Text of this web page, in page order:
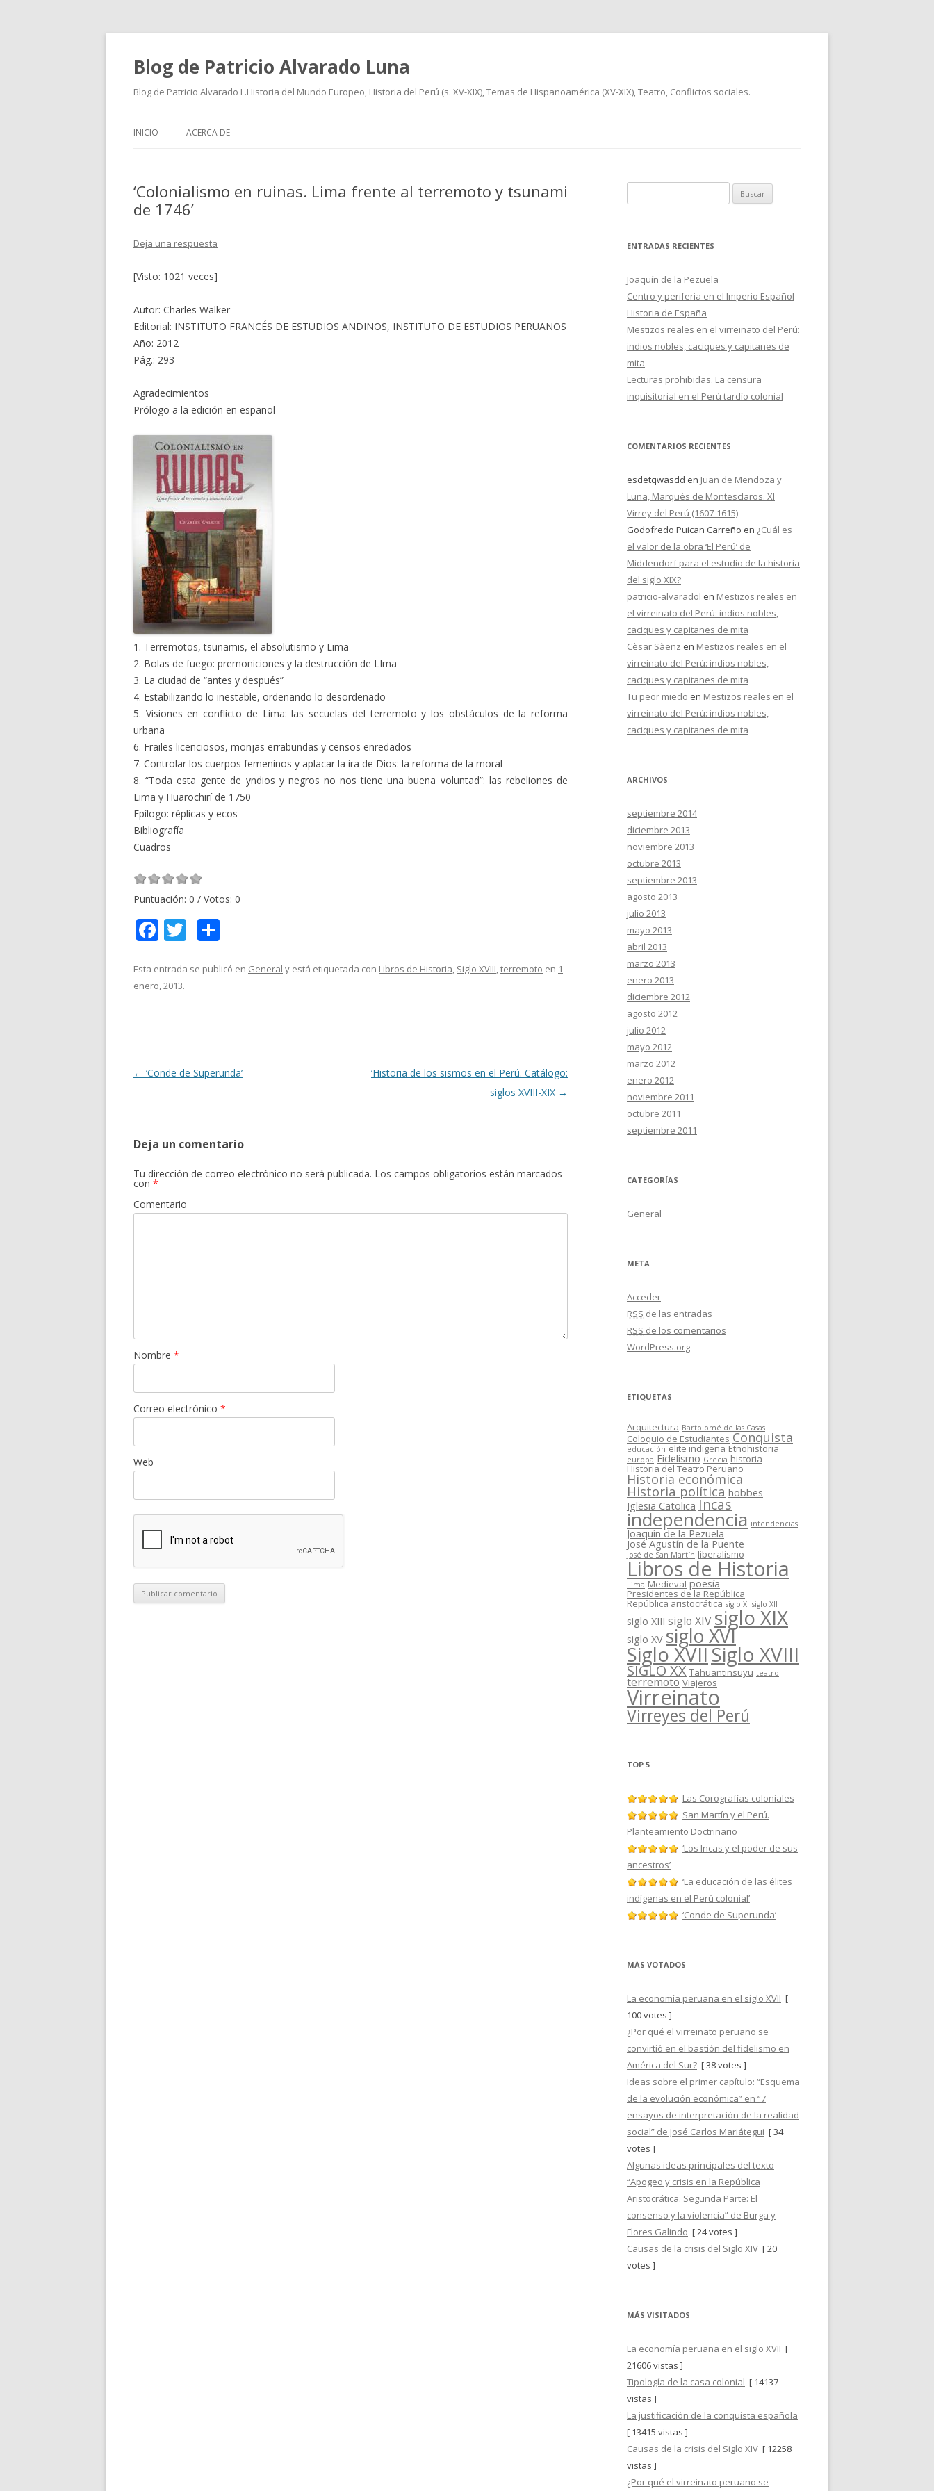
Blog de Patricio Alvarado Luna
Blog de Patricio Alvarado L.Historia del Mundo Europeo, Historia del Perú (s. XV-XIX), Temas de Hispanoamérica (XV-XIX), Teatro, Conflictos sociales.
INICIO ACERCA DE
‘Colonialismo en ruinas. Lima frente al terremoto y tsunami
de 1746’
Deja una respuesta
[Visto: 1021 veces]
Autor: Charles Walker
Editorial: INSTITUTO FRANCÉS DE ESTUDIOS ANDINOS, INSTITUTO DE ESTUDIOS PERUANOS
Año: 2012
Pág.: 293
Agradecimientos
Prólogo a la edición en español
1. Terremotos, tsunamis, el absolutismo y Lima
2. Bolas de fuego: premoniciones y la destrucción de LIma
3. La ciudad de “antes y después”
4. Estabilizando lo inestable, ordenando lo desordenado
5. Visiones en conflicto de Lima: las secuelas del terremoto y los obstáculos de la reforma
urbana
6. Frailes licenciosos, monjas errabundas y censos enredados
7. Controlar los cuerpos femeninos y aplacar la ira de Dios: la reforma de la moral
8. “Toda esta gente de yndios y negros no nos tiene una buena voluntad”: las rebeliones de
Lima y Huarochirí de 1750
Epílogo: réplicas y ecos
Bibliografía
Cuadros
Puntuación: 0 / Votos: 0
F
e
b
k
T
itt m
r
Esta entrada se publicó en General y está etiquetada con Libros de Historia, Siglo XVIII,terremoto en 1
enero, 2013.
Navegación
← ‘Conde de Superunda’
‘Historia de los sismos en el Perú. Catálogo:
siglos XVIII-XIX →
Deja un comentario
Tu dirección de correo electrónico no será publicada. Los campos obligatorios están marcados
con *
Comentario
Nombre *
Correo electrónico *
Web
u
c
r
:
ENTRADAS RECIENTES
Joaquín de la Pezuela
Centro y periferia en el Imperio Español
Historia de España
Mestizos reales en el virreinato del Perú:
indios nobles, caciques y capitanes de
mita
Lecturas prohibidas. La censura
inquisitorial en el Perú tardío colonial
COMENTARIOS RECIENTES
esdetqwasdd en Juan de Mendoza y
Luna, Marqués de Montesclaros. XI
Virrey del Perú (1607-1615)
Godofredo Puican Carreño en ¿Cuál es
el valor de la obra ‘El Perú’ de
Middendorf para el estudio de la historia
del siglo XIX?
patricio-alvaradol en Mestizos reales en
el virreinato del Perú: indios nobles,
caciques y capitanes de mita
Cèsar Sàenz en Mestizos reales en el
virreinato del Perú: indios nobles,
caciques y capitanes de mita
Tu peor miedo en Mestizos reales en el
virreinato del Perú: indios nobles,
caciques y capitanes de mita
ARCHIVOS
septiembre 2014
diciembre 2013
noviembre 2013
octubre 2013
septiembre 2013
agosto 2013
julio 2013
mayo 2013
abril 2013
marzo 2013
enero 2013
diciembre 2012
agosto 2012
julio 2012
mayo 2012
marzo 2012
enero 2012
noviembre 2011
octubre 2011
septiembre 2011
CATEGORÍAS
General
META
Acceder
RSS de las entradas
RSS de los comentarios
WordPress.org
ETIQUETAS
Arquitectura Bartolomé de las Casas
Coloquio de Estudiantes Conquista
educación elite indigena Etnohistoria
europa Fidelismo Grecia historia
Historia del Teatro Peruano
Historia económica
Historia política hobbes
Iglesia Catolica Incas
independencia intendencias
Joaquín de la Pezuela
José Agustín de la Puente
José de San Martín liberalismo
Libros de Historia
Lima Medieval poesía
Presidentes de la República
República aristocrática siglo XI siglo XII
siglo XIII siglo XIVsiglo XIX
siglo XV siglo XVI
Siglo XVIISiglo XVIII
SIGLO XX Tahuantinsuyu teatro
terremoto Viajeros
Virreinato
Virreyes del Perú
TOP 5
Las Corografías coloniales
San Martín y el Perú.
Planteamiento Doctrinario
‘Los Incas y el poder de sus
ancestros’
‘La educación de las élites
indígenas en el Perú colonial’
‘Conde de Superunda’
MÁS VOTADOS
La economía peruana en el siglo XVII [
100 votes ]
¿Por qué el virreinato peruano se
convirtió en el bastión del fidelismo en
América del Sur? [ 38 votes ]
Ideas sobre el primer capítulo: “Esquema
de la evolución económica” en “7
ensayos de interpretación de la realidad
social” de José Carlos Mariátegui [ 34
votes ]
Algunas ideas principales del texto
“Apogeo y crisis en la República
Aristocrática. Segunda Parte: El
consenso y la violencia” de Burga y
Flores Galindo [ 24 votes ]
Causas de la crisis del Siglo XIV [ 20
votes ]
MÁS VISITADOS
La economía peruana en el siglo XVII [
21606 vistas ]
Tipología de la casa colonial [ 14137
vistas ]
La justificación de la conquista española
[ 13415 vistas ]
Causas de la crisis del Siglo XIV [ 12258
vistas ]
¿Por qué el virreinato peruano se